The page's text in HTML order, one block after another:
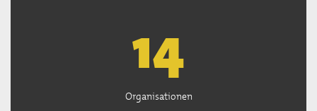
15
Organisationen